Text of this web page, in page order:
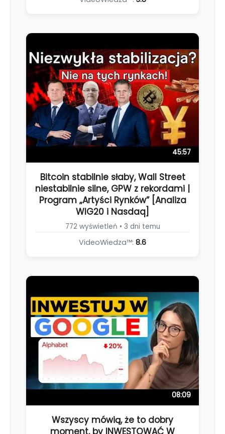
45:57
Bitcoin stabilnie słaby, Wall Street
niestabilnie silne, GPW z rekordami |
Program „Artyści Rynków” [Analiza
WIG20 i Nasdaq]
772 wyświetleń • 3 dni temu
VideoWiedza™: 8.6
08:09
Wszyscy mówią, że to dobry
moment, by INWESTOWAĆ W